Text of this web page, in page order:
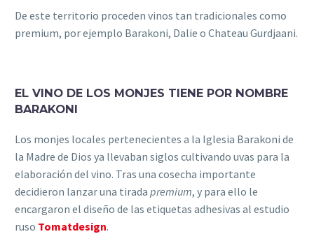
De este territorio proceden vinos tan tradicionales como
premium, por ejemplo Barakoni, Dalie o Chateau Gurdjaani.
EL VINO DE LOS MONJES TIENE POR NOMBRE
BARAKONI
Los monjes locales pertenecientes a la Iglesia Barakoni de
la Madre de Dios ya llevaban siglos cultivando uvas para la
elaboración del vino. Tras una cosecha importante
decidieron lanzar una tirada premium, y para ello le
encargaron el diseño de las etiquetas adhesivas al estudio
ruso Tomatdesign.